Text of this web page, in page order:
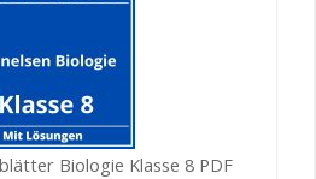
Biologie Klasse 8 PDF